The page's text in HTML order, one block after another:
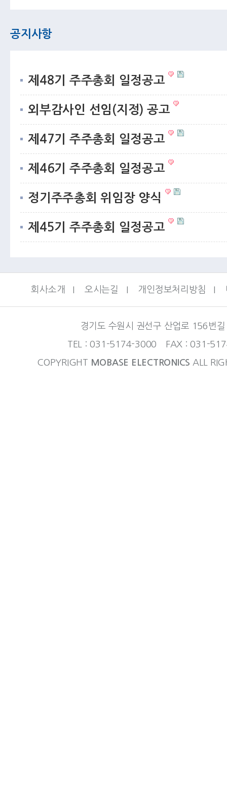
공지사항
제48기 주주총회 일정공고
외부감사인 선임(지정) 공고
제47기 주주총회 일정공고
제46기 주주총회 일정공고
정기주주총회 위임장 양식
제45기 주주총회 일정공고
회사소개 I 오시는길 I 개인정보처리방침 I
경기도 수원시 권선구 산업로 156번
TEL : 031-5174-3000 FAX : 031-
COPYRIGHT MOBASE ELECTRONICS ALL